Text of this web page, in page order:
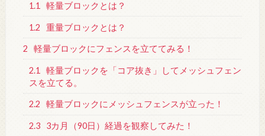
1.1 軽量ブロックとは？
1.2 重量ブロックとは？
2 軽量ブロックにフェンスを立ててみる！
2.1
軽量ブロックを「コア抜き」してメッシュフェン
スを立てる。
2.2 軽量ブロックにメッシュフェンスが立った！
2.3 3カ月（90日）経過を観察してみた！